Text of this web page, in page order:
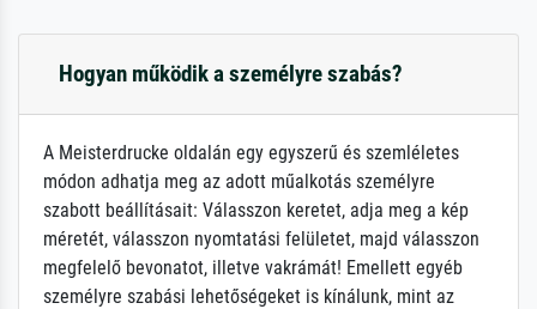
Hogyan működik a személyre szabás?
A Meisterdrucke oldalán egy egyszerű és szemléletes
módon adhatja meg az adott műalkotás személyre
szabott beállításait: Válasszon keretet, adja meg a kép
méretét, válasszon nyomtatási felületet, majd válasszon
megfelelő bevonatot, illetve vakrámát! Emellett egyéb
személyre szabási lehetőségeket is kínálunk, mint az